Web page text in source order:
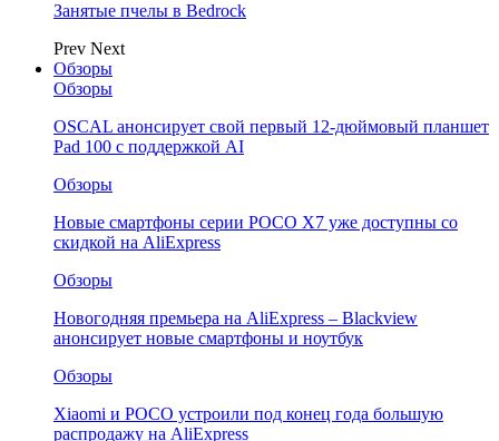
Занятые пчелы в Bedrock
Prev Next
Обзоры
Обзоры
OSCAL анонсирует свой первый 12-дюймовый планшет
Pad 100 с поддержкой AI
Обзоры
Новые смартфоны серии POCO X7 уже доступны со
скидкой на AliExpress
Обзоры
Новогодняя премьера на AliExpress – Blackview
анонсирует новые смартфоны и ноутбук
Обзоры
Xiaomi и POCO устроили под конец года большую
распродажу на AliExpress